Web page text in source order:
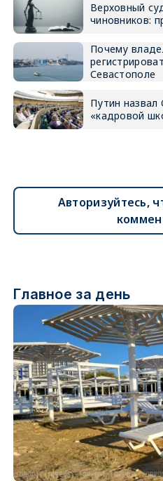
Верховный
чиновников:
Почему
Севастополе
Путин
«кадровой
Авторизуйтесь,
Главное за день